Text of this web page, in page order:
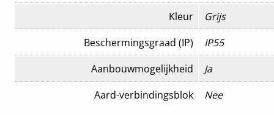
Kleur
Grijs
Beschermingsgraad (IP)
IP55
Aanbouwmogelijkheid
Ja
Aard-verbindingsblok
Nee